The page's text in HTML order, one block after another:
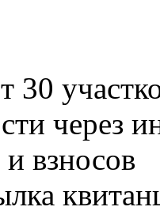
30
через
взносов